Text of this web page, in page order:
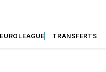
EUROLEAGUE TRANSFERTS